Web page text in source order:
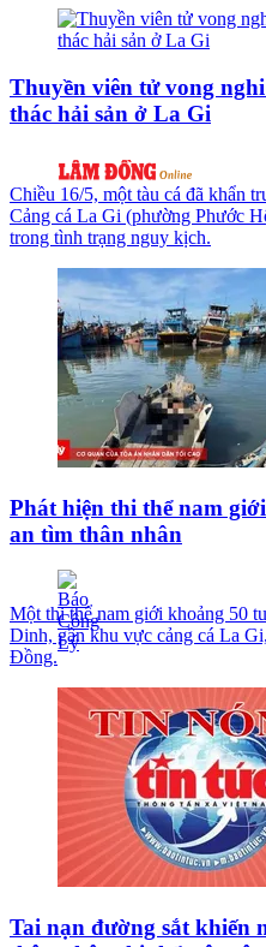
Thuyền viên tử vong
thác hải sản ở La Gi
Chiều 16/5, một tàu cá đã khẩn
Cảng cá La Gi (phường Phước
trong tình trạng nguy kịch.
Phát hiện thi thể nam
an tìm thân nhân
Một thi thể nam giới khoảng 50
Dinh, gần khu vực cảng cá La
Đồng.
Tai nạn đường sắt khiến